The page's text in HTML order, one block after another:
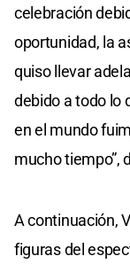
celebración
oportunidad, la
quiso llevar
debido a todo lo
en el mundo
mucho tiempo”,
A continuación,
figuras del